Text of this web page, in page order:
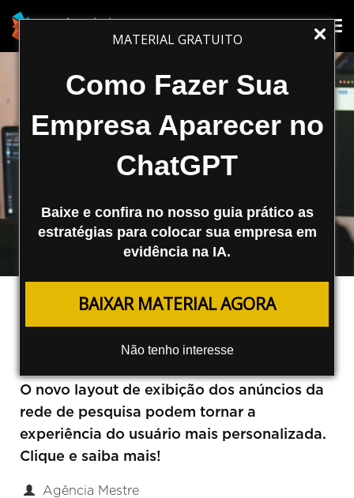
MATERIAL GRATUITO
Como Fazer Sua
Empresa Aparecer no
ChatGPT
Baixe e confira no nosso guia prático as
estratégias para colocar sua empresa em
evidência na IA.
BAIXAR MATERIAL AGORA
Não tenho interesse
Google Está Testando o Layout de
Grade Para Anúncios
O novo layout de exibição dos anúncios da
rede de pesquisa podem tornar a
experiência do usuário mais personalizada.
Clique e saiba mais!
Agência Mestre